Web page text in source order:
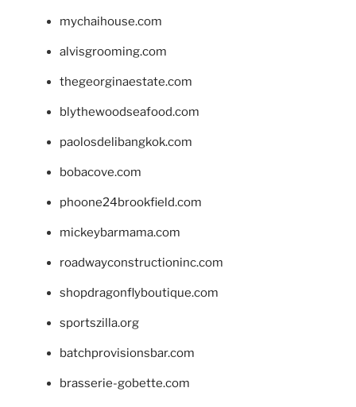
mychaihouse.com
alvisgrooming.com
thegeorginaestate.com
blythewoodseafood.com
paolosdelibangkok.com
bobacove.com
phoone24brookfield.com
mickeybarmama.com
roadwayconstructioninc.com
shopdragonflyboutique.com
sportszilla.org
batchprovisionsbar.com
brasserie-gobette.com